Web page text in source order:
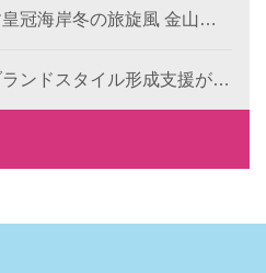
より開始、世界中から代表
冠海岸冬の旅旋風 金山・
ンドスタイル形成支援が成
目玉で、地域ブランドの国